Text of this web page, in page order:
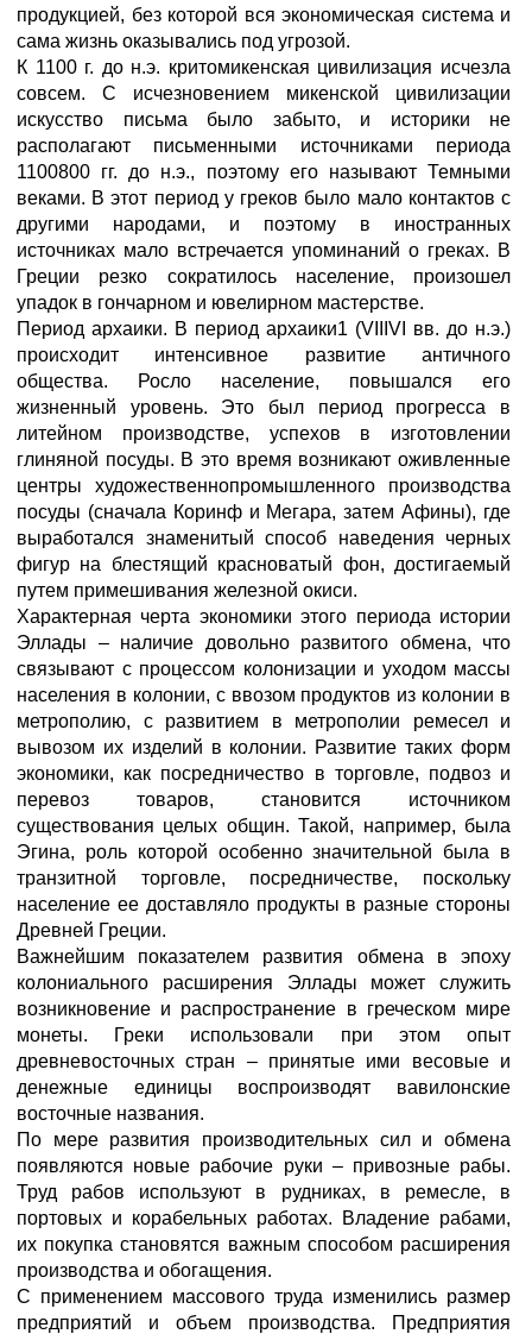
продукцией, без которой вся экономическая система и
сама жизнь оказывались под угрозой.
К 1100 г. до н.э. критомикенская цивилизация исчезла
совсем. С исчезновением микенской цивилизации
искусство письма было забыто, и историки не
располагают письменными источниками периода
1100800 гг. до н.э., поэтому его называют Темными
веками. В этот период у греков было мало контактов с
другими народами, и поэтому в иностранных
источниках мало встречается упоминаний о греках. В
Греции резко сократилось население, произошел
упадок в гончарном и ювелирном мастерстве.
Период архаики. В период архаики1 (VIIIVI вв. до н.э.)
происходит интенсивное развитие античного
общества. Росло население, повышался его
жизненный уровень. Это был период прогресса в
литейном производстве, успехов в изготовлении
глиняной посуды. В это время возникают оживленные
центры художественнопромышленного производства
посуды (сначала Коринф и Мегара, затем Афины), где
выработался знаменитый способ наведения черных
фигур на блестящий красноватый фон, достигаемый
путем примешивания железной окиси.
Характерная черта экономики этого периода истории
Эллады – наличие довольно развитого обмена, что
связывают с процессом колонизации и уходом массы
населения в колонии, с ввозом продуктов из колонии в
метрополию, с развитием в метрополии ремесел и
вывозом их изделий в колонии. Развитие таких форм
экономики, как посредничество в торговле, подвоз и
перевоз товаров, становится источником
существования целых общин. Такой, например, была
Эгина, роль которой особенно значительной была в
транзитной торговле, посредничестве, поскольку
население ее доставляло продукты в разные стороны
Древней Греции.
Важнейшим показателем развития обмена в эпоху
колониального расширения Эллады может служить
возникновение и распространение в греческом мире
монеты. Греки использовали при этом опыт
древневосточных стран – принятые ими весовые и
денежные единицы воспроизводят вавилонские
восточные названия.
По мере развития производительных сил и обмена
появляются новые рабочие руки – привозные рабы.
Труд рабов используют в рудниках, в ремесле, в
портовых и корабельных работах. Владение рабами,
их покупка становятся важным способом расширения
производства и обогащения.
С применением массового труда изменились размер
предприятий и объем производства. Предприятия